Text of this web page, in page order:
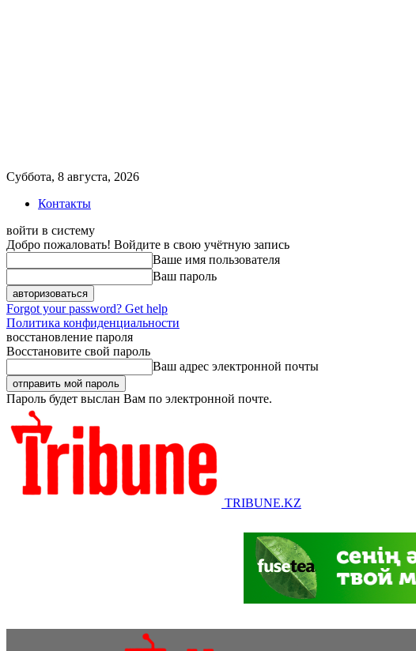
Суббота, 8 августа, 2026
Контакты
войти в систему
Добро пожаловать! Войдите в свою учётную запись
Ваше имя пользователя
Ваш пароль
Forgot your password? Get help
Политика конфиденциальности
восстановление пароля
Восстановите свой пароль
Ваш адрес электронной почты
Пароль будет выслан Вам по электронной почте.
TRIBUNE.KZ